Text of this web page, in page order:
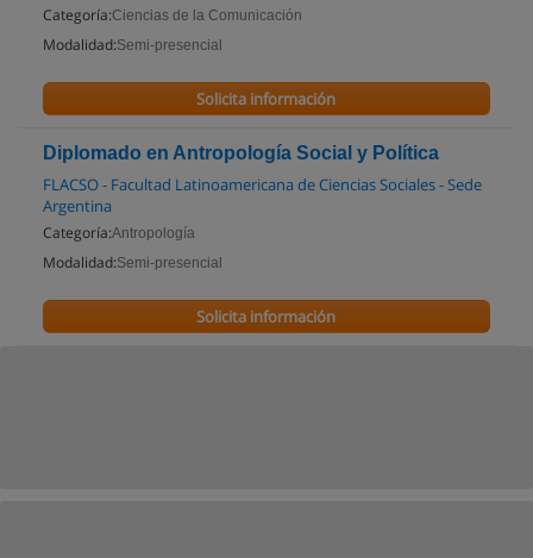
Categoría:Ciencias de la Comunicación
Modalidad:Semi-presencial
Solicita información
Diplomado en Antropología Social y Política
FLACSO - Facultad Latinoamericana de Ciencias Sociales - Sede
Argentina
Categoría:Antropología
Modalidad:Semi-presencial
Solicita información